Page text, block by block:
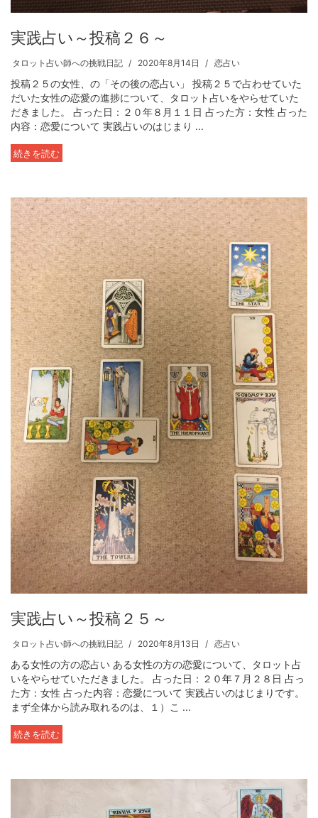
実践占い～投稿２６～
タロット占い師への挑戦日記 2020年8月14日 恋占い
投稿２５の女性、の「その後の恋占い」 投稿２５で占わせていた
だいた女性の恋愛の進捗について、タロット占いをやらせていた
だきました。 占った日：２０年８月１１日 占った方：女性 占った
内容：恋愛について 実践占いのはじまり ...
続きを読む
実践占い～投稿２５～
タロット占い師への挑戦日記 2020年8月13日 恋占い
ある女性の方の恋占い ある女性の方の恋愛について、タロット占
いをやらせていただきました。 占った日：２０年７月２８日 占っ
た方：女性 占った内容：恋愛について 実践占いのはじまりです。
まず全体から読み取れるのは、１）こ ...
続きを読む